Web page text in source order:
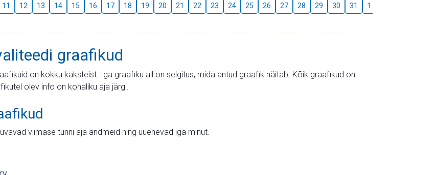
11 12 13 14 15 16 17 18 19 20 21 22 23 24 25 26 27 28 29 30 31 1
graafikud
on kokku kaksteist. Iga graafiku all on selgitus, mida antud graafik näitab. Kõik graafikud on
olev info on kohaliku aja järgi.
viimase tunni aja andmeid ning uuenevad iga minut.